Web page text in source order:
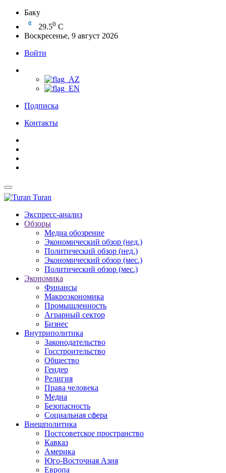
Баку
29.50 C
Воскресенье, 9 август 2026
Войти
Подписка
Контакты
Turan
Экспресс-анализ
Обзоры
Медиа обозрение
Экономический обзор (нед.)
Политический обзор (нед.)
Экономический обзор (мес.)
Политический обзор (мес.)
Экономика
Финансы
Макроэкономика
Промышленность
Аграрный сектор
Бизнес
Внутриполитика
Законодательство
Госстроительство
Общество
Гендер
Религия
Права человека
Медиа
Безопасность
Социальная сфера
Внешполитика
Постсоветское пространство
Кавказ
Америка
Юго-Восточная Азия
Европа